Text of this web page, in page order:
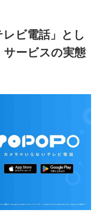
レビ電話」とし
サービスの実態